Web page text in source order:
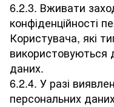
6.2.3. Вживати
конфіденційності
Користувача, які
використовуються
даних.
6.2.4. У разі
персональних